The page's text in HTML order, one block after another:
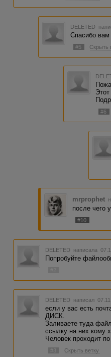
DELETED
Спасибо вам
#5 Скрыть
#6
mrprophet
после чего
#10
DELETED написала
Попробуйте
DELETED написал
если у вас есть
ДИСК.
Заливаете туда
ссылку на них кому
Человек проходит
#3 Скрыть ветку